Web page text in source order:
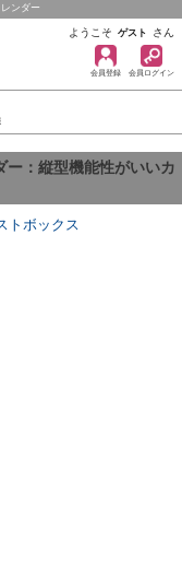
ンダー
ようこそ ゲスト さん
会員登録 会員ログイン
ー：縦型機能性がいいカ
トボックス